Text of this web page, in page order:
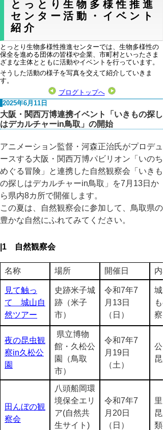
とっとり生物多様性推進
センター活動・イベント
紹介
とっとり生物多様性推進センターでは、生物多様性の
保全を進める団体の皆様や企業、市町村といったさま
ざまな主体とともに活動やイベントを行っています。
そうした活動の様子を写真を交えて紹介していきま
す。
ブログトップへ
2025年6月11日
大阪・関西万博連携イベント「いきもの探し
はデカルチャーin鳥取」の開始
アニメーション監督・河森正治氏がプロデュ
ースする大阪・関西万博パビリオン「いのち
めぐる冒険」と連携した自然観察会「いきも
の探しはデカルチャーin鳥取」を7月13日か
ら県内8カ所で開催します。
この夏は、自然観察会に参加して、鳥取県の
豊かな自然にふれてみてください。
|1 自然観察会
名称 場所 開催日 内
見て触っ
て 城山自
然ツアー
史跡米子城
跡（米子
市）
令和7年7
月13日
（日）
察
夜の昆虫観
察in久松公
園
県立博物
館・久松公
園（鳥取
市）
令和7年7
月19日
（土）
田んぼの観
察会
八頭船岡環
境保全エリ
ア(自然共
生サイト)
令和7年7
月20日
（日）